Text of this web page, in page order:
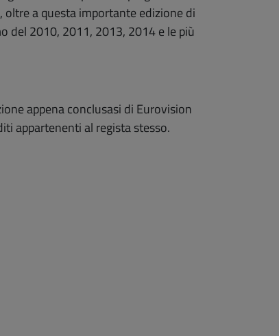
a questa importante edizione di
del 2010, 2011, 2013, 2014 e le più
appena conclusasi di Eurovision
appartenenti al regista stesso.